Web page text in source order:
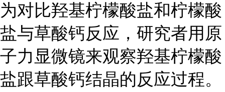
为对比羟基柠檬酸盐和柠檬酸
盐与草酸钙反应，研究者用原
子力显微镜来观察羟基柠檬酸
盐跟草酸钙结晶的反应过程。